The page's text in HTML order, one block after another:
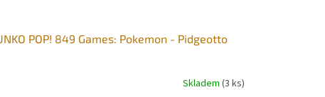
POP! 849 Games: Pokemon - Pidgeotto
Skladem (3 ks)